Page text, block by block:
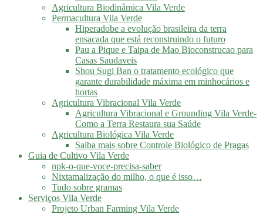
Agricultura Biodinâmica Vila Verde
Permacultura Vila Verde
Hiperadobe a evolução brasileira da terra
ensacada que está reconstruindo o futuro
Pau a Pique e Taipa de Mao Bioconstrucao para
Casas Saudaveis
Shou Sugi Ban o tratamento ecológico que
garante durabilidade máxima em minhocários e
hortas
Agricultura Vibracional Vila Verde
Agricultura Vibracional e Grounding Vila Verde-
Como a Terra Restaura sua Saúde
Agricultura Biológica Vila Verde
Saiba mais sobre Controle Biológico de Pragas
Guia de Cultivo Vila Verde
npk-o-que-voce-precisa-saber
Nixtamalização do milho, o que é isso…
Tudo sobre gramas
Serviços Vila Verde
Projeto Urban Farming Vila Verde